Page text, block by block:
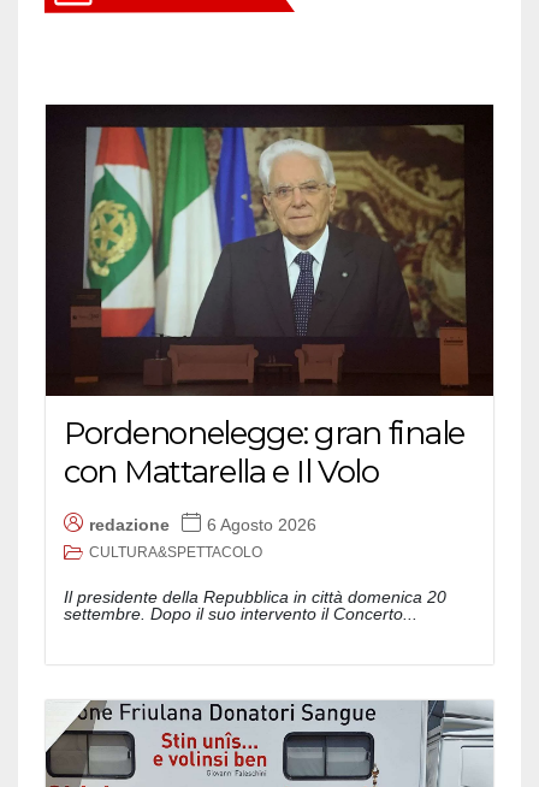
Pordenonelegge: gran finale
con Mattarella e Il Volo
redazione 6 Agosto 2026
CULTURA&SPETTACOLO
Il presidente della Repubblica in città domenica 20
settembre. Dopo il suo intervento il Concerto...